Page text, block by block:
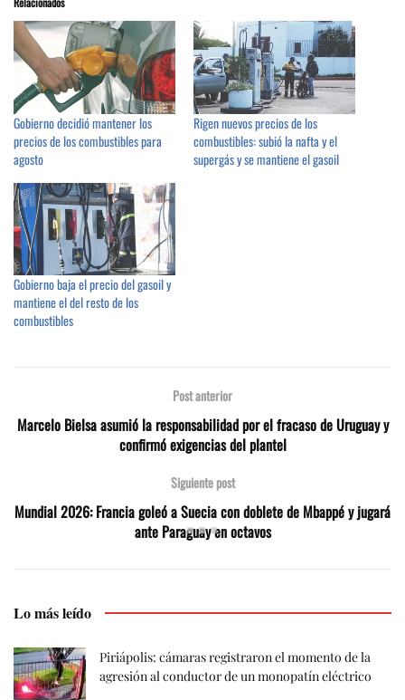
Gobierno decidió mantener los
precios de los combustibles para
agosto
Rigen nuevos precios de los
combustibles: subió la nafta y el
supergás y se mantiene el gasoil
Gobierno baja el precio del gasoil y
mantiene el del resto de los
combustibles
Post anterior
Marcelo Bielsa asumió la responsabilidad por el fracaso de Uruguay y
confirmó exigencias del plantel
Siguiente post
Mundial 2026: Francia goleó a Suecia con doblete de Mbappé y jugará
ante Paraguay en octavos
Lo más leído
Piriápolis: cámaras registraron el momento de la
agresión al conductor de un monopatín eléctrico